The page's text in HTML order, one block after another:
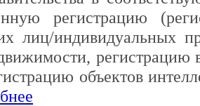
регистрацию
лиц/индивидуальных
регистрацию
объектов